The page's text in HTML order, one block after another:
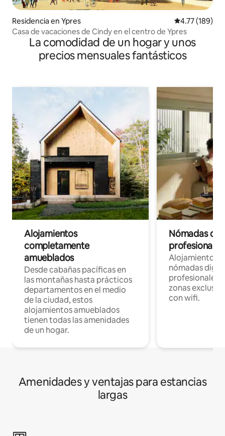
Residencia en Ypres Calificación
4.77 (189)
Casa de vacaciones de Cindy en el centro de Ypres
La comodidad de un hogar y unos
precios mensuales fantásticos
Alojamientos
completamente
amueblados
Desde cabañas pacíficas en
las montañas hasta prácticos
departamentos en el medio
de la ciudad, estos
alojamientos amueblados
tienen todas las amenidades
de un hogar.
Nómadas
Alojamientos
nómadas
profesionales
zonas
con wifi.
Amenidades y ventajas para estancias
largas